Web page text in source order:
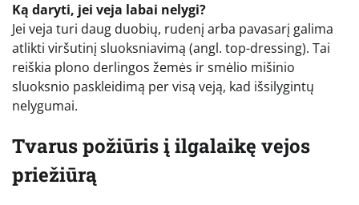
Ką daryti, jei veja labai nelygi?
Jei veja turi daug duobių, rudenį arba pavasarį galima
atlikti viršutinį sluoksniavimą (angl. top-dressing). Tai
reiškia plono derlingos žemės ir smėlio mišinio
sluoksnio paskleidimą per visą veją, kad išsilygintų
nelygumai.
Tvarus požiūris į ilgalaikę vejos
priežiūrą